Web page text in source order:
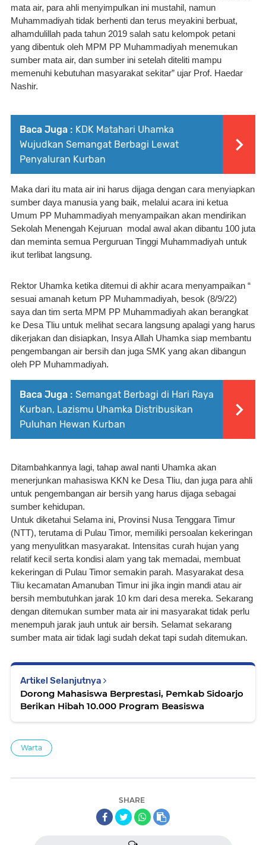
mata air, para ahli menyimpulkan ini mustahil, namun
Muhammadiyah tidak berhenti dan terus meyakini berbuat,
alhamdulillah pada tahun 2019 salah satu kelompok petani
yang dibentuk oleh MPM PP Muhammadiyah menemukan
sumber mata air, dan sumber ini setelah diteliti mampu
memenuhi kebutuhan masyarakat sekitar” ujar Prof. Haedar
Nashir.
Baca Juga : KDK Matahari Uhamka
Wujudkan Semangat Berbagi Lewat
Penyaluran Kurban
Maka dari itu mata air ini harus dijaga dengan cara menyiapkan
sumber daya manusia yang baik, melalui acara ini ketua
Umum PP Muhammadiyah menyampaikan akan mendirikan
Sekolah Menengah Kejuruan  modal awal akan dibantu 100 juta
dan meminta semua Perguruan Tinggi Muhammadiyah untuk
ikut terlibat langsung.
Rektor Uhamka ketika ditemui di akhir acara menyampaikan “
sesuai amanah ketum PP Muhammadiyah, besok (8/9/22)
saya dan tim serta MPM PP Muhammadiyah akan berangkat
ke Desa Tliu untuk melihat secara langsung apalagi yang harus
dikerjakan dan disiapkan, Insya Allah Uhamka siap membantu
pengembangan air bersih dan juga SMK yang akan dibangun
oleh PP Muhammadiyah.
Baca Juga : Semangat Berbagi di Hari Raya
Kurban, Lazismu Uhamka Distribusikan
Puluhan Hewan Kurban
Ditambahkannya lagi, tahap awal nanti Uhamka akan
menerjunkan mahasiswa KKN ke Desa Tliu, dan juga para ahli
untuk pengembangan air bersih yang harus dijaga sebagai
sumber kehidupan.
Untuk diketahui Selama ini, Provinsi Nusa Tenggara Timur
(NTT), terutama di Pulau Timor, memiliki persoalan kekeringan
yang menyulitkan masyarakat. Intensitas curah hujan yang
relatif kecil serta kondisi alam yang tak memadai, membuat
kekeringan di Pulau Timor semakin parah. Masyarakat desa
Tliu kecamatan Amanuban Timur ini jika ingin mandi atau air
bersih membutuhkan jarak 10 km dari desa mereka. Sekarang
dengan ditemukan sumber mata air ini masyarakat tidak perlu
menempuh jarak jauh untuk air bersih. Selamat sekarang
sumber mata air tidak lagi sudah dekat tapi sudah ditemukan.
Artikel Selanjutnya
Dorong Mahasiswa Berprestasi, Pemkab Sidoarjo
Berikan Hibah 10.000 Program Beasiswa
Warta
SHARE